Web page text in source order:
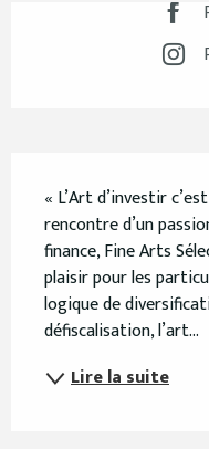
« L’Art d’investir
rencontre d’un
finance, Fine Arts
plaisir pour les
logique de
défiscalisation, l’art...
Lire la suite